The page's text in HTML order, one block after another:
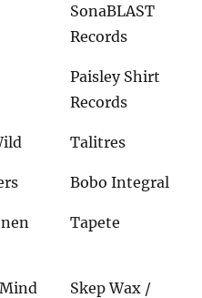
SonaBLAST
Records
Paisley Shirt
Records
Talitres
Bobo Integral
Tapete
Skep Wax /